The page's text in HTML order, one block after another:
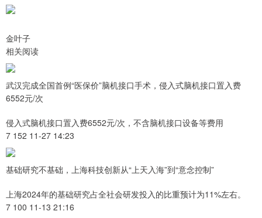
金叶子
相关阅读
武汉完成全国首例“医保价”脑机接口手术，侵入式脑机接口置入费
6552元/次
侵入式脑机接口置入费6552元/次，不含脑机接口设备等费用
7 152 11-27 14:23
基础研究不基础，上海科技创新从“上天入海”到“意念控制”
上海2024年的基础研究占全社会研发投入的比重预计为11%左右。
7 100 11-13 21:16